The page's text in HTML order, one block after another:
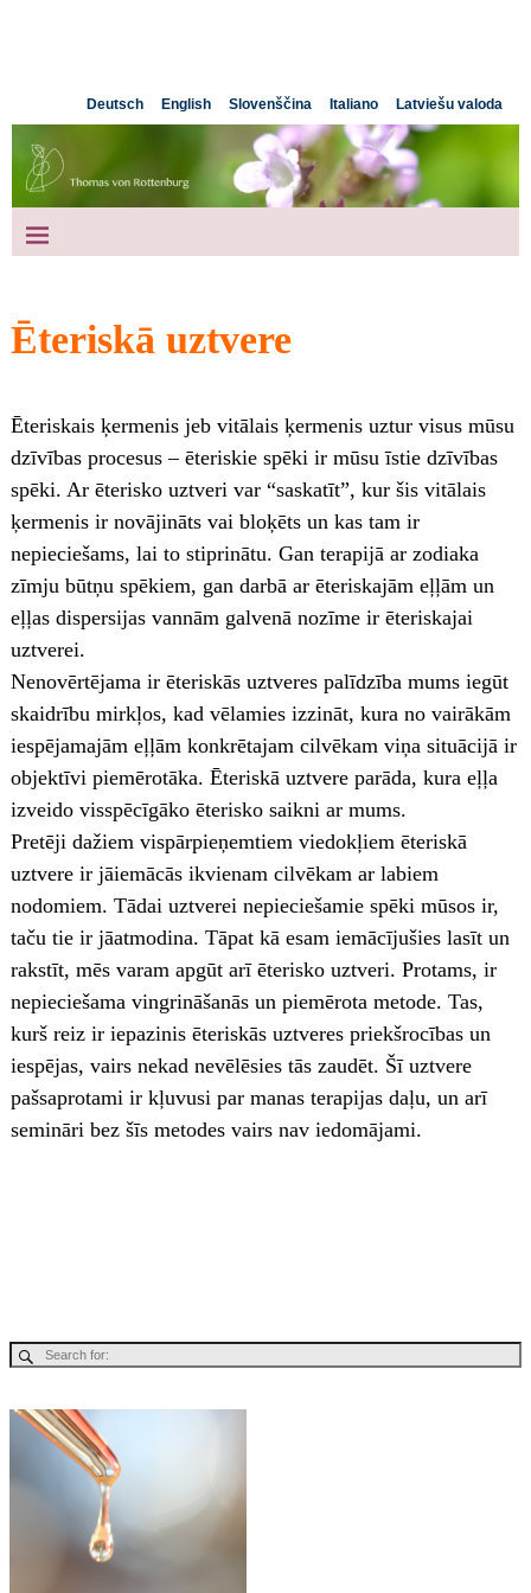
Deutsch English Slovenščina Italiano Latviešu valoda
Ēteriskā uztvere
Ēteriskais ķermenis jeb vitālais ķermenis uztur visus mūsu
dzīvības procesus – ēteriskie spēki ir mūsu īstie dzīvības
spēki. Ar ēterisko uztveri var “saskatīt”, kur šis vitālais
ķermenis ir novājināts vai bloķēts un kas tam ir
nepieciešams, lai to stiprinātu. Gan terapijā ar zodiaka
zīmju būtņu spēkiem, gan darbā ar ēteriskajām eļļām un
eļļas dispersijas vannām galvenā nozīme ir ēteriskajai
uztverei.
Nenovērtējama ir ēteriskās uztveres palīdzība mums iegūt
skaidrību mirkļos, kad vēlamies izzināt, kura no vairākām
iespējamajām eļļām konkrētajam cilvēkam viņa situācijā ir
objektīvi piemērotāka. Ēteriskā uztvere parāda, kura eļļa
izveido visspēcīgāko ēterisko saikni ar mums.
Pretēji dažiem vispārpieņemtiem viedokļiem ēteriskā
uztvere ir jāiemācās ikvienam cilvēkam ar labiem
nodomiem. Tādai uztverei nepieciešamie spēki mūsos ir,
taču tie ir jāatmodina. Tāpat kā esam iemācījušies lasīt un
rakstīt, mēs varam apgūt arī ēterisko uztveri. Protams, ir
nepieciešama vingrināšanās un piemērota metode. Tas,
kurš reiz ir iepazinis ēteriskās uztveres priekšrocības un
iespējas, vairs nekad nevēlēsies tās zaudēt. Šī uztvere
pašsaprotami ir kļuvusi par manas terapijas daļu, un arī
semināri bez šīs metodes vairs nav iedomājami.